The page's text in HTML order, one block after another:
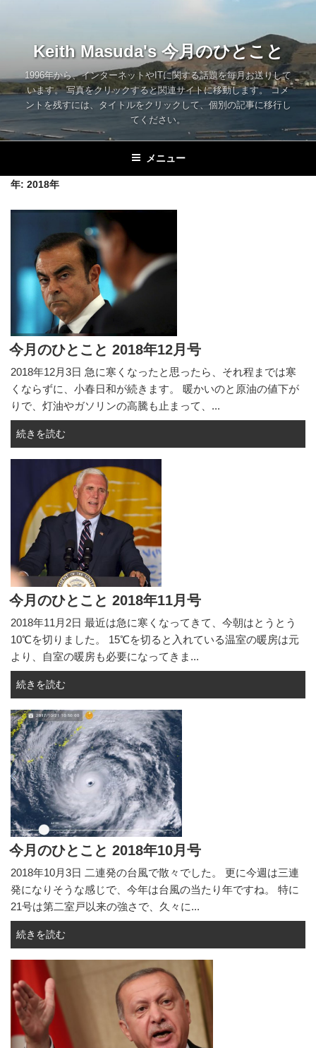
へ
キ
ッ
Keith Masuda's 今月のひとこと
1996年から、インターネットやITに関する話題を毎月お送りして
います。 写真をクリックすると関連サイトに移動します。 コメ
ントを残すには、タイトルをクリックして、個別の記事に移行し
てください。
メニュー
年: 2018年
今月のひとこと 2018年12月号
2018年12月3日 急に寒くなったと思ったら、それ程までは寒
くならずに、小春日和が続きます。 暖かいのと原油の値下が
りで、灯油やガソリンの高騰も止まって、...
続きを読む
今月のひとこと 2018年11月号
2018年11月2日 最近は急に寒くなってきて、今朝はとうとう
10℃を切りました。 15℃を切ると入れている温室の暖房は元
より、自室の暖房も必要になってきま...
続きを読む
今月のひとこと 2018年10月号
2018年10月3日 二連発の台風で散々でした。 更に今週は三連
発になりそうな感じで、今年は台風の当たり年ですね。 特に
21号は第二室戸以来の強さで、久々に...
続きを読む